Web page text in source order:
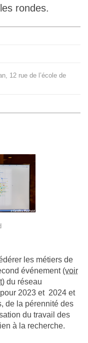
rondes.
12 rue de l’école de
les métiers de
événement (voir
du réseau
2023 et 2024 et
de la pérennité des
du travail des
à la recherche.